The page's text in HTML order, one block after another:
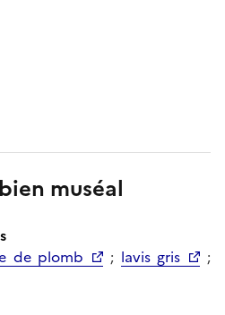
muséal
de plomb ; lavis gris
;